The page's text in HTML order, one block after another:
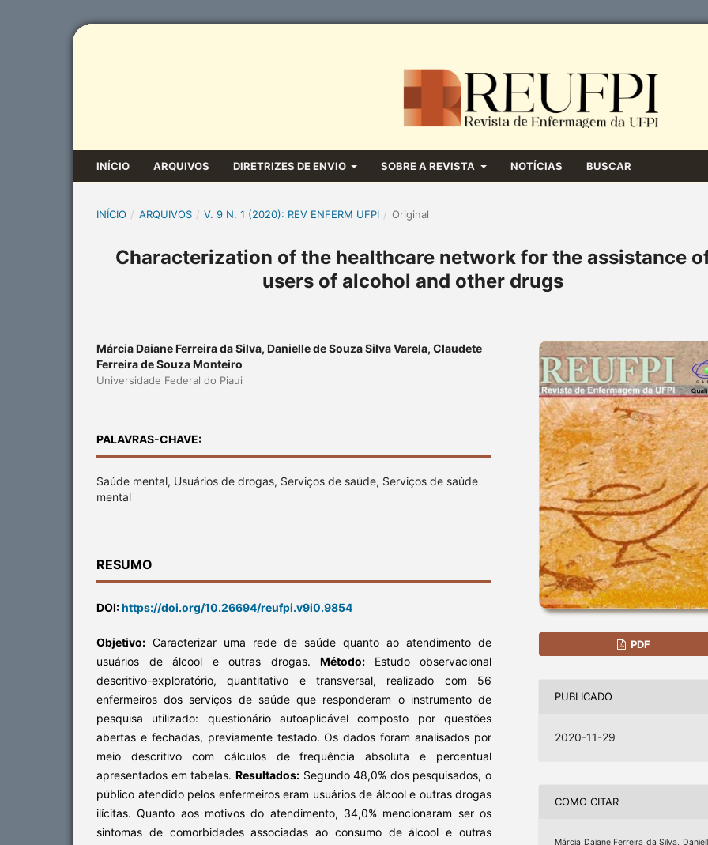
INÍCIO ARQUIVOS DIRETRIZES DE ENVIO SOBRE A REVISTA NOTÍCIAS BUSCAR
INÍCIO / ARQUIVOS / V. 9 N. 1 (2020): REV ENFERM UFPI / Original
Characterization of the healthcare network for the assistance
users of alcohol and other drugs
Márcia Daiane Ferreira da Silva, Danielle de Souza Silva Varela, Claudete
Ferreira de Souza Monteiro
Universidade Federal do Piaui
PALAVRAS-CHAVE:
Saúde mental, Usuários de drogas, Serviços de saúde, Serviços de saúde
mental
RESUMO
DOI:https://doi.org/10.26694/reufpi.v9i0.9854
Objetivo: Caracterizar uma rede de saúde quanto ao atendimento de
usuários de álcool e outras drogas. Método: Estudo observacional
descritivo-exploratório, quantitativo e transversal, realizado com 56
enfermeiros dos serviços de saúde que responderam o instrumento de
pesquisa utilizado: questionário autoaplicável composto por questões
abertas e fechadas, previamente testado. Os dados foram analisados por
meio descritivo com cálculos de frequência absoluta e percentual
apresentados em tabelas. Resultados:Segundo 48,0% dos pesquisados, o
público atendido pelos enfermeiros eram usuários de álcool e outras drogas
ilícitas. Quanto aos motivos do atendimento, 34,0% mencionaram ser os
sintomas de comorbidades associadas ao consumo de álcool e outras
PDF
PUBLICADO
2020-11-29
COMO CITAR
Márcia Daiane Ferreira da Silva,